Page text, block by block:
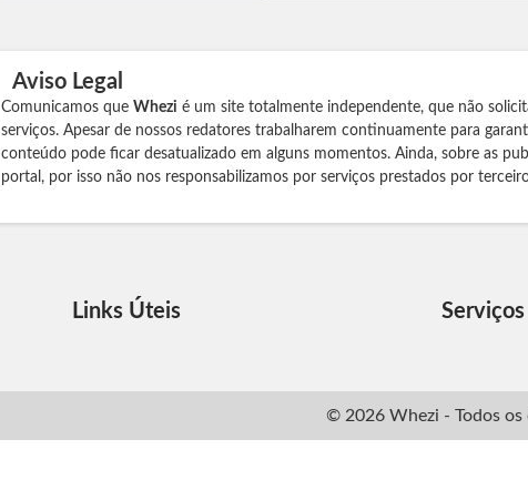
Aviso Legal
Comunicamos que Whezi é um site totalmente independente, que não
serviços. Apesar de nossos redatores trabalharem continuamente para
conteúdo pode ficar desatualizado em alguns momentos. Ainda, sobre as
portal, por isso não nos responsabilizamos por serviços prestados por
Links Úteis Serviços
© 2026 Whezi - Todos os